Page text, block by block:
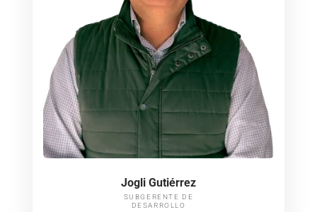
Jogli Gutiérrez
SUBGERENTE DE
DESARROLLO